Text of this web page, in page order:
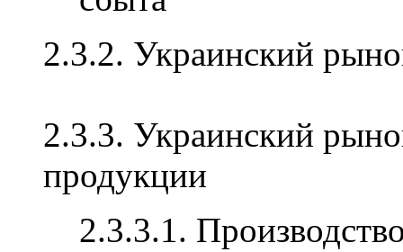
2.3.2. Украинский
2.3.3. Украинский
продукции
2.3.3.1.